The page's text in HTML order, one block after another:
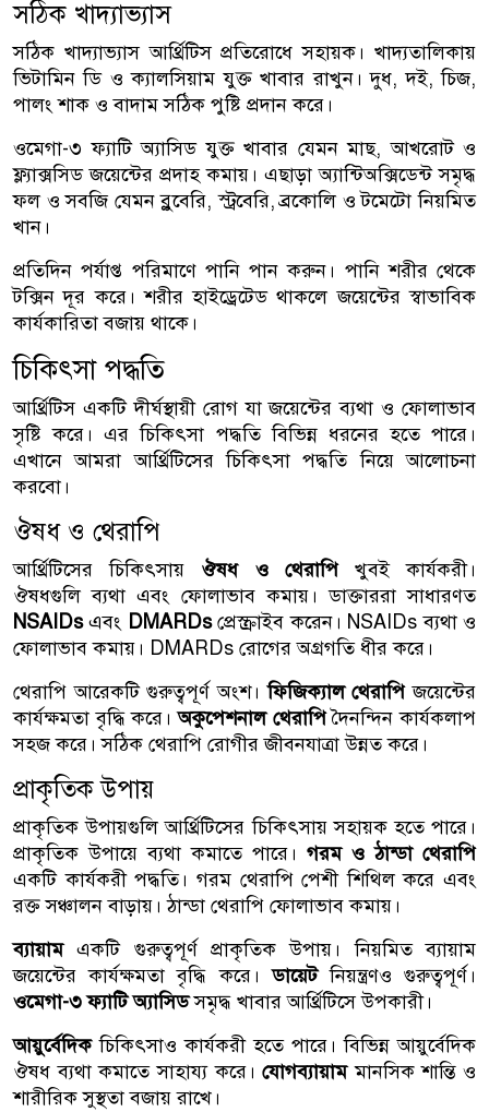
সঠিক খাদ্যাভ্যাস
সঠিক খাদ্যাভ্যাস আর্থ্রিটিস প্রতিরোধে সহায়ক। খাদ্যতালিকায়
ভিটামিন ডি ও ক্যালসিয়াম যুক্ত খাবার রাখুন। দুধ, দই, চিজ,
পালং শাক ও বাদাম সঠিক পুষ্টি প্রদান করে।
ওমেগা-৩ ফ্যাটি অ্যাসিড যুক্ত খাবার যেমন মাছ, আখরোট ও
ফ্ল্যাক্সসিড জয়েন্টের প্রদাহ কমায়। এছাড়া অ্যান্টিঅক্সিডেন্ট সমৃদ্ধ
ফল ও সবজি যেমন ব্লুবেরি, স্ট্রবেরি, ব্রকোলি ও টমেটো নিয়মিত
খান।
প্রতিদিন পর্যাপ্ত পরিমাণে পানি পান করুন। পানি শরীর থেকে
টক্সিন দূর করে। শরীর হাইড্রেটেড থাকলে জয়েন্টের স্বাভাবিক
কার্যকারিতা বজায় থাকে।
চিকিৎসা পদ্ধতি
আর্থ্রিটিস একটি দীর্ঘস্থায়ী রোগ যা জয়েন্টের ব্যথা ও ফোলাভাব
সৃষ্টি করে। এর চিকিৎসা পদ্ধতি বিভিন্ন ধরনের হতে পারে।
এখানে আমরা আর্থ্রিটিসের চিকিৎসা পদ্ধতি নিয়ে আলোচনা
করবো।
ঔষধ ও থেরাপি
আর্থ্রিটিসের চিকিৎসায় ঔষধ ও থেরাপিখুবই কার্যকরী।
ঔষধগুলি ব্যথা এবং ফোলাভাব কমায়। ডাক্তাররা সাধারণত
NSAIDsএবং DMARDsপ্রেস্ক্রাইব করেন। NSAIDs ব্যথা ও
ফোলাভাব কমায়। DMARDs রোগের অগ্রগতি ধীর করে।
থেরাপি আরেকটি গুরুত্বপূর্ণ অংশ।ফিজিক্যাল থেরাপিজয়েন্টের
কার্যক্ষমতা বৃদ্ধি করে।অকুপেশনাল থেরাপিদৈনন্দিন কার্যকলাপ
সহজ করে। সঠিক থেরাপি রোগীর জীবনযাত্রা উন্নত করে।
প্রাকৃতিক উপায়
প্রাকৃতিক উপায়গুলি আর্থ্রিটিসের চিকিৎসায় সহায়ক হতে পারে।
প্রাকৃতিক উপায়ে ব্যথা কমাতে পারে। গরম ও ঠান্ডা থেরাপি
একটি কার্যকরী পদ্ধতি। গরম থেরাপি পেশী শিথিল করে এবং
রক্ত সঞ্চালন বাড়ায়। ঠান্ডা থেরাপি ফোলাভাব কমায়।
ব্যায়ামএকটি গুরুত্বপূর্ণ প্রাকৃতিক উপায়। নিয়মিত ব্যায়াম
জয়েন্টের কার্যক্ষমতা বৃদ্ধি করে।ডায়েটনিয়ন্ত্রণও গুরুত্বপূর্ণ।
ওমেগা-৩ ফ্যাটি অ্যাসিডসমৃদ্ধ খাবার আর্থ্রিটিসে উপকারী।
আয়ুর্বেদিকচিকিৎসাও কার্যকরী হতে পারে। বিভিন্ন আয়ুর্বেদিক
ঔষধ ব্যথা কমাতে সাহায্য করে।যোগব্যায়ামমানসিক শান্তি ও
শারীরিক সুস্থতা বজায় রাখে।